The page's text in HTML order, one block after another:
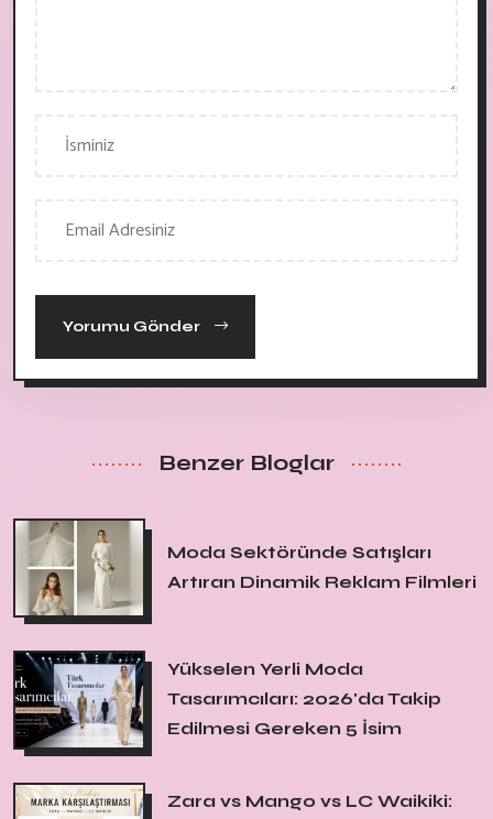
Yorumu Gönder
Benzer Bloglar
Moda Sektöründe Satışları
Artıran Dinamik Reklam Filmleri
Yükselen Yerli Moda
Tasarımcıları: 2026'da Takip
Edilmesi Gereken 5 İsim
Zara vs Mango vs LC Waikiki: